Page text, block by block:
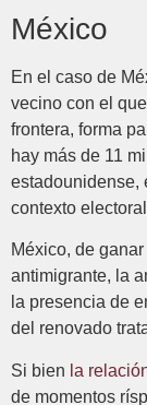
México
En el caso de
vecino con el
frontera, forma
hay más de 11
estadounidense,
contexto
México, de
antimigrante, la
la presencia de
del renovado
Si bien la
de momentos